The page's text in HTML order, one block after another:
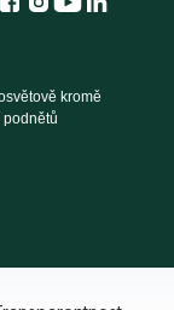
kromě
podnětů